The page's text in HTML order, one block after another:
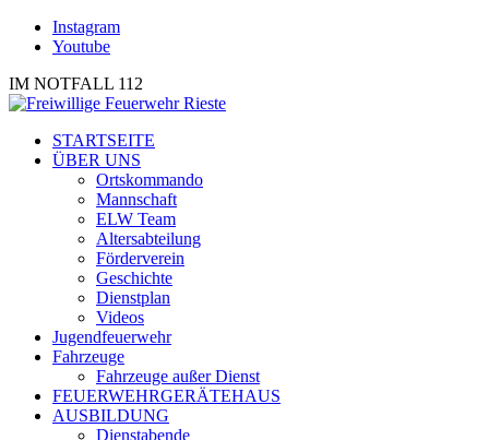
Instagram
Youtube
IM NOTFALL 112
STARTSEITE
ÜBER UNS
Ortskommando
Mannschaft
ELW Team
Altersabteilung
Förderverein
Geschichte
Dienstplan
Videos
Jugendfeuerwehr
Fahrzeuge
Fahrzeuge außer Dienst
FEUERWEHRGERÄTEHAUS
AUSBILDUNG
Dienstabende